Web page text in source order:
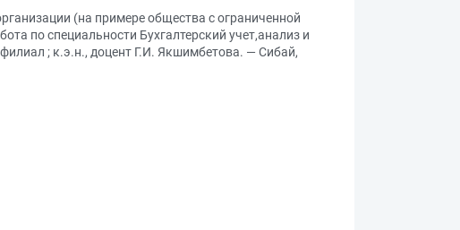
(на примере общества с ограниченной
по специальности Бухгалтерский учет,анализ и
; к.э.н., доцент Г.И. Якшимбетова. — Сибай,